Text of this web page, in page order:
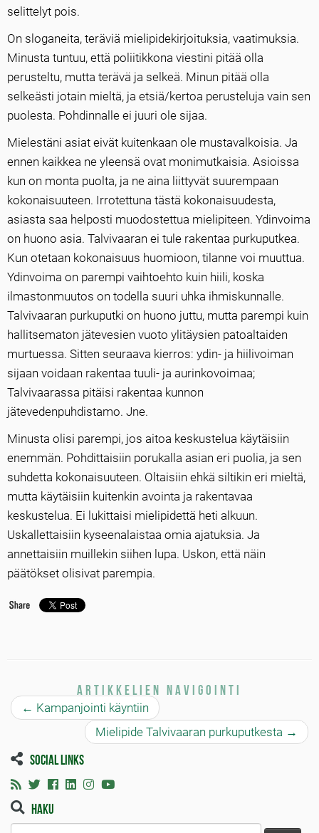
selittelyt pois.
On sloganeita, teräviä mielipidekirjoituksia, vaatimuksia.
Minusta tuntuu, että poliitikkona viestini pitää olla
perusteltu, mutta terävä ja selkeä. Minun pitää olla
selkeästi jotain mieltä, ja etsiä/kertoa perusteluja vain sen
puolesta. Pohdinnalle ei juuri ole sijaa.
Mielestäni asiat eivät kuitenkaan ole mustavalkoisia. Ja
ennen kaikkea ne yleensä ovat monimutkaisia. Asioissa
kun on monta puolta, ja ne aina liittyvät suurempaan
kokonaisuuteen. Irrotettuna tästä kokonaisuudesta,
asiasta saa helposti muodostettua mielipiteen. Ydinvoima
on huono asia. Talvivaaran ei tule rakentaa purkuputkea.
Kun otetaan kokonaisuus huomioon, tilanne voi muuttua.
Ydinvoima on parempi vaihtoehto kuin hiili, koska
ilmastonmuutos on todella suuri uhka ihmiskunnalle.
Talvivaaran purkuputki on huono juttu, mutta parempi kuin
hallitsematon jätevesien vuoto ylitäysien patoaltaiden
murtuessa. Sitten seuraava kierros: ydin- ja hiilivoiman
sijaan voidaan rakentaa tuuli- ja aurinkovoimaa;
Talvivaarassa pitäisi rakentaa kunnon
jätevedenpuhdistamo. Jne.
Minusta olisi parempi, jos aitoa keskustelua käytäisiin
enemmän. Pohdittaisiin porukalla asian eri puolia, ja sen
suhdetta kokonaisuuteen. Oltaisiin ehkä siltikin eri mieltä,
mutta käytäisiin kuitenkin avointa ja rakentavaa
keskustelua. Ei lukittaisi mielipidettä heti alkuun.
Uskallettaisiin kyseenalaistaa omia ajatuksia. Ja
annettaisiin muillekin siihen lupa. Uskon, että näin
päätökset olisivat parempia.
Artikkelien navigointi
← Kampanjointi käyntiin
Mielipide Talvivaaran purkuputkesta →
Social links
Haku